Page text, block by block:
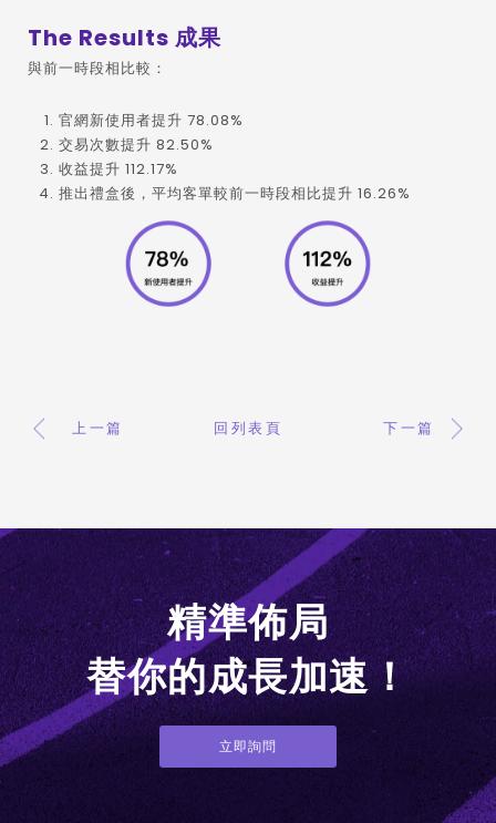
The Results 成果
與前一時段相比較：
官網新使用者提升 78.08%
交易次數提升 82.50%
收益提升 112.17%
推出禮盒後，平均客單較前一時段相比提升 16.26%
上一篇 回列表頁 下一篇
精準佈局
替你的成長加速！
立即詢問